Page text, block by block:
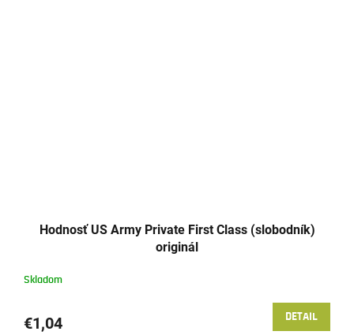
Hodnosť US Army Private First Class (slobodník)
originál
Skladom
€1,04 DETAIL